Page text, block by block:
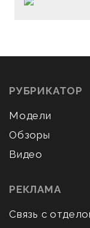
РУБРИКАТОР
Модели
Обзоры
Видео
РЕКЛАМА
Связь с